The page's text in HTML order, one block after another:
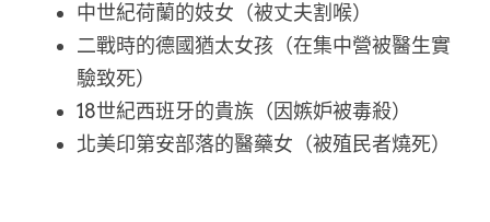
中世紀荷蘭的妓女（被丈夫割喉）
二戰時的德國猶太女孩（在集中營被醫生實
驗致死）
18世紀西班牙的貴族（因嫉妒被毒殺）
北美印第安部落的醫藥女（被殖民者燒死）